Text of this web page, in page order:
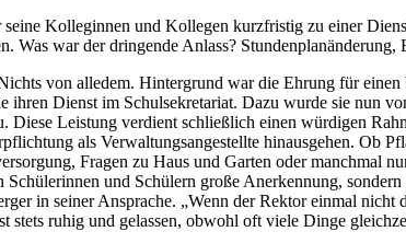
Kolleginnen und Kollegen kurzfristig zu einer
Was war der dringende Anlass? Stundenplanänderung,
von alledem. Hintergrund war die Ehrung für
Dienst im Schulsekretariat. Dazu wurde sie nun
Diese Leistung verdient schließlich einen würdigen
als Verwaltungsangestellte hinausgehen. Ob
Fragen zu Haus und Garten oder manchmal
und Schülern große Anerkennung,
in seiner Ansprache. „Wenn der Rektor einmal nicht
stets ruhig und gelassen, obwohl oft viele Dinge